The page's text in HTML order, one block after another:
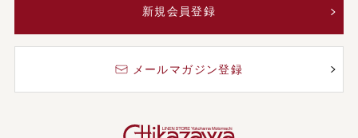
新規会員登録
メールマガジン登録